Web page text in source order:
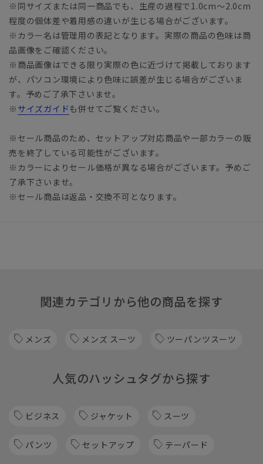
※同サイズまたは同一商品でも、生産の過程で1.0cm～2.0cm
程度の個体差や着用感の違いが生じる場合がございます。
※カラー名は管理用の表記となります。実際の商品の色味は商
品画像をご確認ください。
※商品画像はできる限り実際の色に近づけて掲載しております
が、パソコン環境により色味に誤差が生じる場合がございま
す。予めご了承下さいませ。
※ サイズガイドも併せてご覧ください。
※セール商品のため、セットアップ対応商品や一部カラーの販
売を終了している可能性がございます。
※カラーによりセール価格が異なる場合がございます。予めご
了承下さいませ。
※セール商品は返品・交換不可となります。
関連カテゴリから他の商品を探す
メンズ メンズ スーツ ツーパンツスーツ
人気のハッシュタグから探す
ビジネス ジャケット スーツ
パンツ セットアップ テーパード